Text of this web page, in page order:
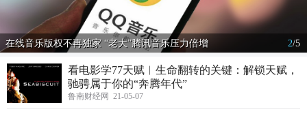
在线音乐版权不再独家 “老大”腾讯音乐压力倍增 2/5
看电影学77天赋︱生命翻转的关键：解锁天赋，
驰骋属于你的“奔腾年代”
鲁南财经网 21-05-07